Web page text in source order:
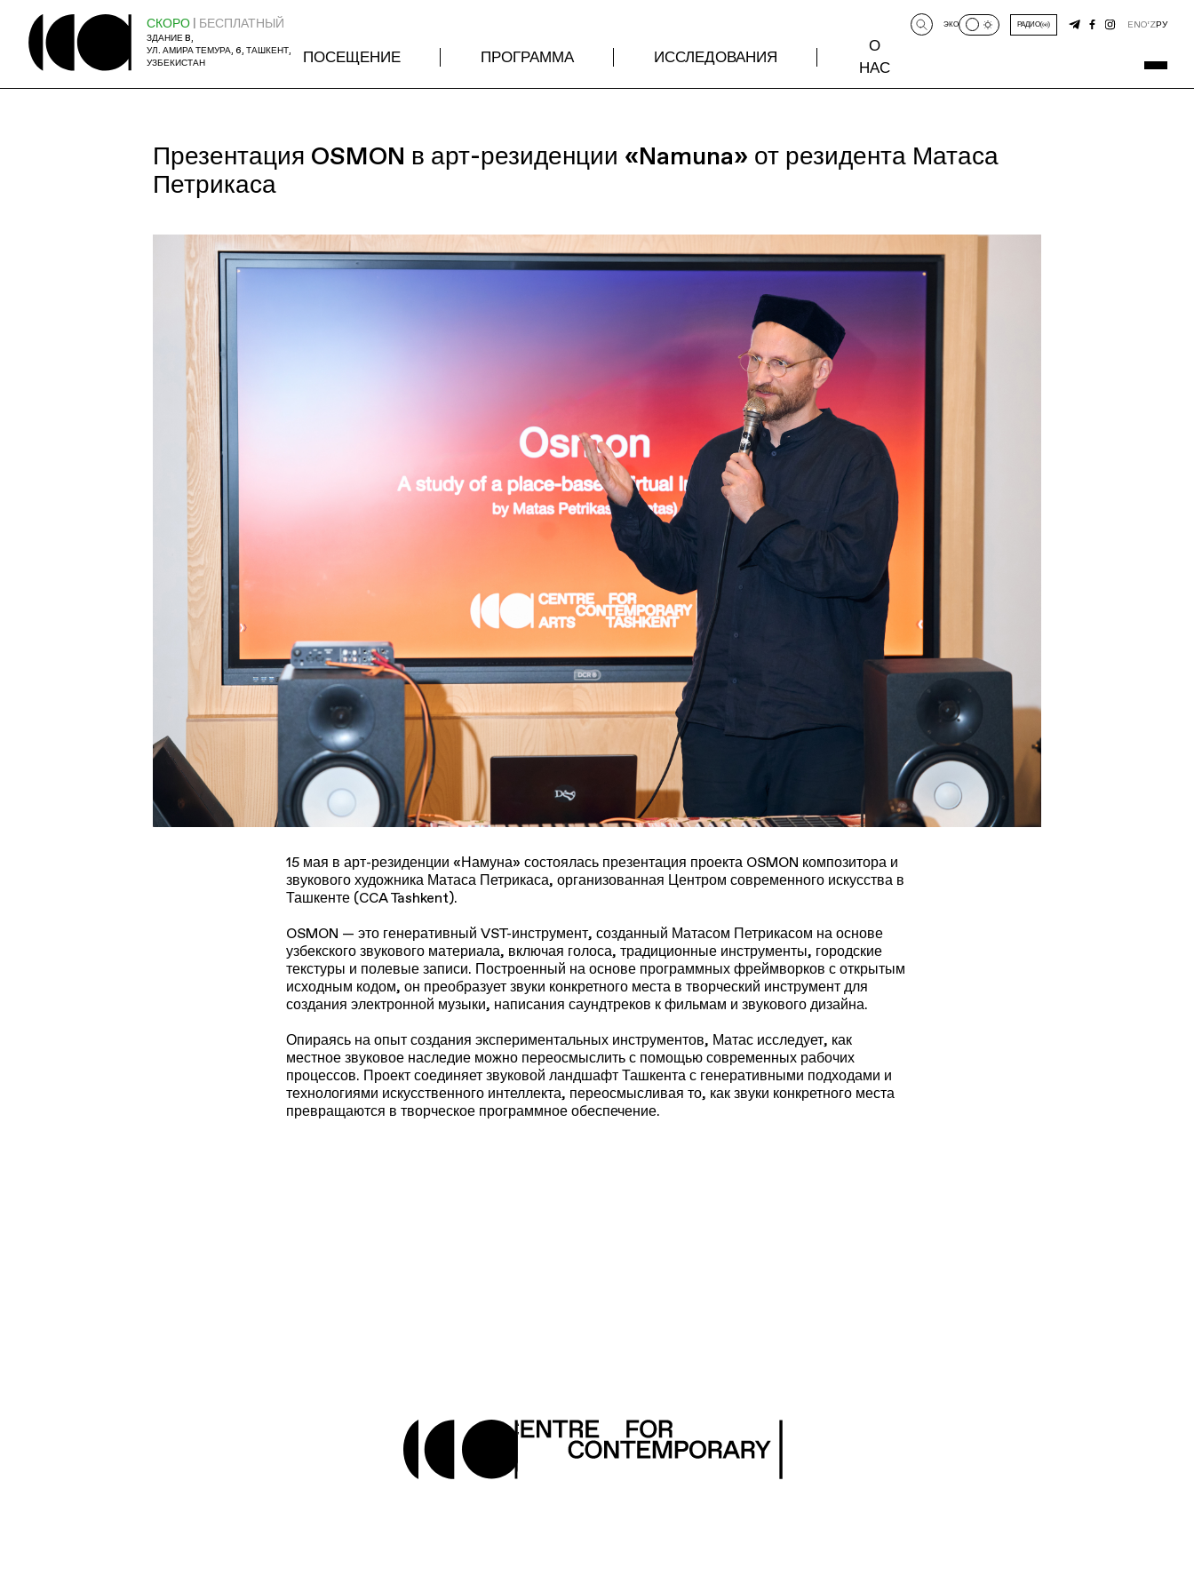
СКОРО | БЕСПЛАТНЫЙ
ЗДАНИЕ B,
УЛ. АМИРА ТЕМУРА, 6, ТАШКЕНТ,
УЗБЕКИСТАН
ПОСЕЩЕНИЕ ПРОГРАММА ИССЛЕДОВАНИЯ
О
НАС
ЭКО РАДИО ENO‘ZРУ
Презентация OSMON в арт-резиденции «Namuna» от резидента Матаса
Петрикаса
15 мая в арт-резиденции «Намуна» состоялась презентация проекта OSMON композитора и
звукового художника Матаса Петрикаса, организованная Центром современного искусства в
Ташкенте (CCA Tashkent).
OSMON — это генеративный VST-инструмент, созданный Матасом Петрикасом на основе
узбекского звукового материала, включая голоса, традиционные инструменты, городские
текстуры и полевые записи. Построенный на основе программных фреймворков с открытым
исходным кодом, он преобразует звуки конкретного места в творческий инструмент для
создания электронной музыки, написания саундтреков к фильмам и звукового дизайна.
Опираясь на опыт создания экспериментальных инструментов, Матас исследует, как
местное звуковое наследие можно переосмыслить с помощью современных рабочих
процессов. Проект соединяет звуковой ландшафт Ташкента с генеративными подходами и
технологиями искусственного интеллекта, переосмысливая то, как звуки конкретного места
превращаются в творческое программное обеспечение.